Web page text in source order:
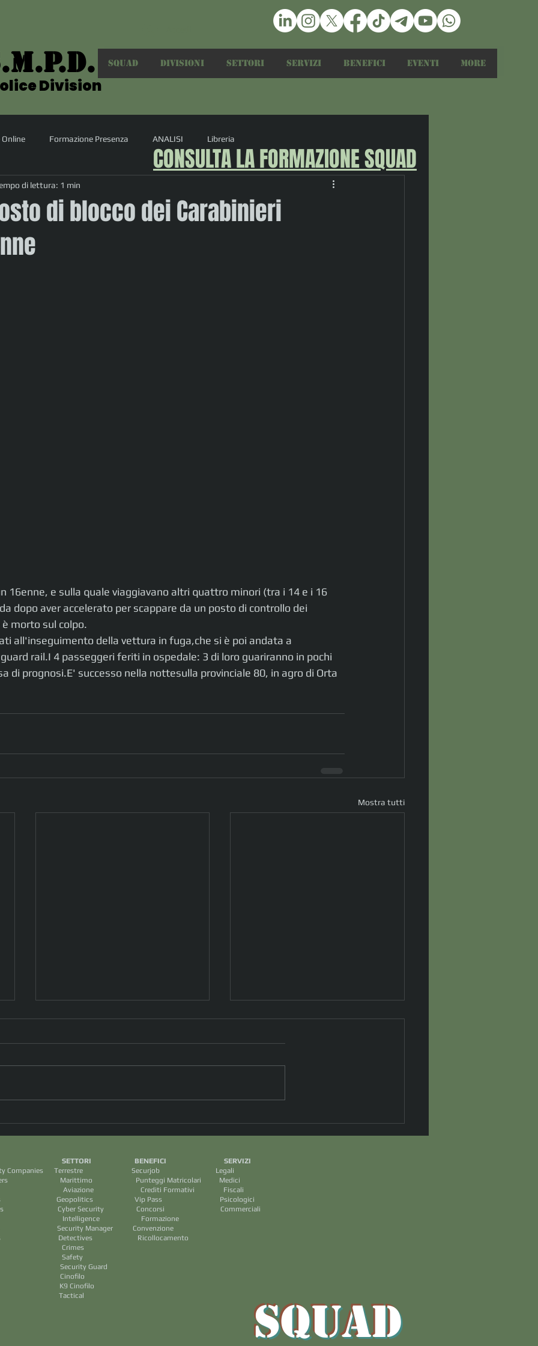
Division
Division
SQUAD DIVISIONI SETTORI Servizi Benefici Eventi More
Formazione Presenza ANALISI Libreria
di blocco dei Carabinieri
di lettura: 1 min
16enne, e sulla quale viaggiavano altri quattro minori (tra i 14 e i 16
dopo aver accelerato per scappare da un posto di controllo dei
morto sul colpo.
all'inseguimento della vettura in fuga,che si è poi andata a
rail.I 4 passeggeri feriti in ospedale: 3 di loro guariranno in pochi
di prognosi.E' successo nella nottesulla provinciale 80, in agro di Orta
Mostra tutti
" Oltre la procedura: cosa
accade quando la realtà supera
Francesco Salmeri)
Tra i tanti “talloni d’Achille”
dell’IA l’inaspettata Cultura, sotto
sottointeso che ci illumina !
CONSULTA LA FORMAZIONE SQUAD
SQUAD
SETTORI BENEFICI SERVIZI
Companies Terrestre Securjob Legali
Punteggi Matricolari Medici
Formativi Fiscali
Geopolitics Vip Pass Psicologici
Security Concorsi Commerciali
Formazione
Security Manager Convenzione
Ricollocamento
Guard